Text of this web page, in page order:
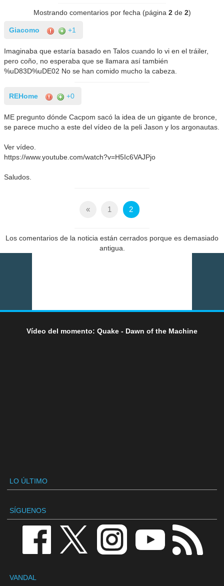
Mostrando comentarios por fecha (página 2de 2)
Giacomo +1
Imaginaba que estaría basado en Talos cuando lo vi en el tráiler,
pero coño, no esperaba que se llamara así también
%uD83D%uDE02 No se han comido mucho la cabeza.
REHome +0
ME pregunto dónde Cacpom sacó la idea de un gigante de bronce,
se parece mucho a este del vídeo de la peli Jason y los argonautas.
Ver vídeo.
https://www.youtube.com/watch?v=H5Ic6VAJPjo
Saludos.
« 1 2
Los comentarios de la noticia están cerrados porque es demasiado
antigua.
Vídeo del momento: Quake - Dawn of the Machine
LO ÚLTIMO
SÍGUENOS
VANDAL